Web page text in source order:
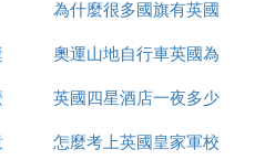
家和地區的人民生
好
麥、芬蘭、冰島、 和東
少錢
為什麼很多國旗有英國
奧運山地自行車英國為
什麼很厲害
英國四星酒店一夜多少
錢
怎麼考上英國皇家軍校